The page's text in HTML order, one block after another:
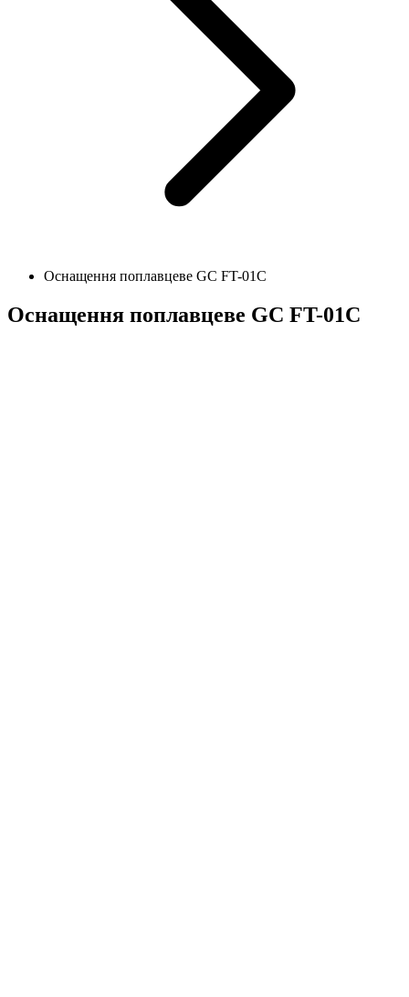
Оснащення поплавцеве GC FT-01C
Оснащення поплавцеве GC FT-01C